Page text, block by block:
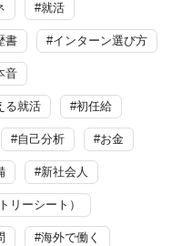
#就活
書 #インターン選び方
音
る就活 #初任給
#自己分析 #お金
#新社会人
リーシート）
#海外で働く